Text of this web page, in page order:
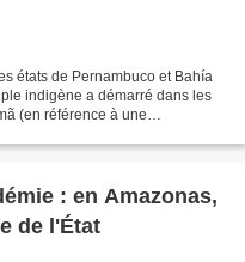
états de Pernambuco et Bahía
indigène a démarré dans les
(en référence à une
: en Amazonas,
de l'État